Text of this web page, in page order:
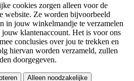
cookies zorgen alleen voor de
website. Ze worden bijvoorbeeld
in jouw winkelmandje te verzamelen
klantenaccount. Het is voor ons
conclusies over jou te trekken en
hiervan worden verzameld, zullen
doorgegeven.
Alleen noodzakelijke